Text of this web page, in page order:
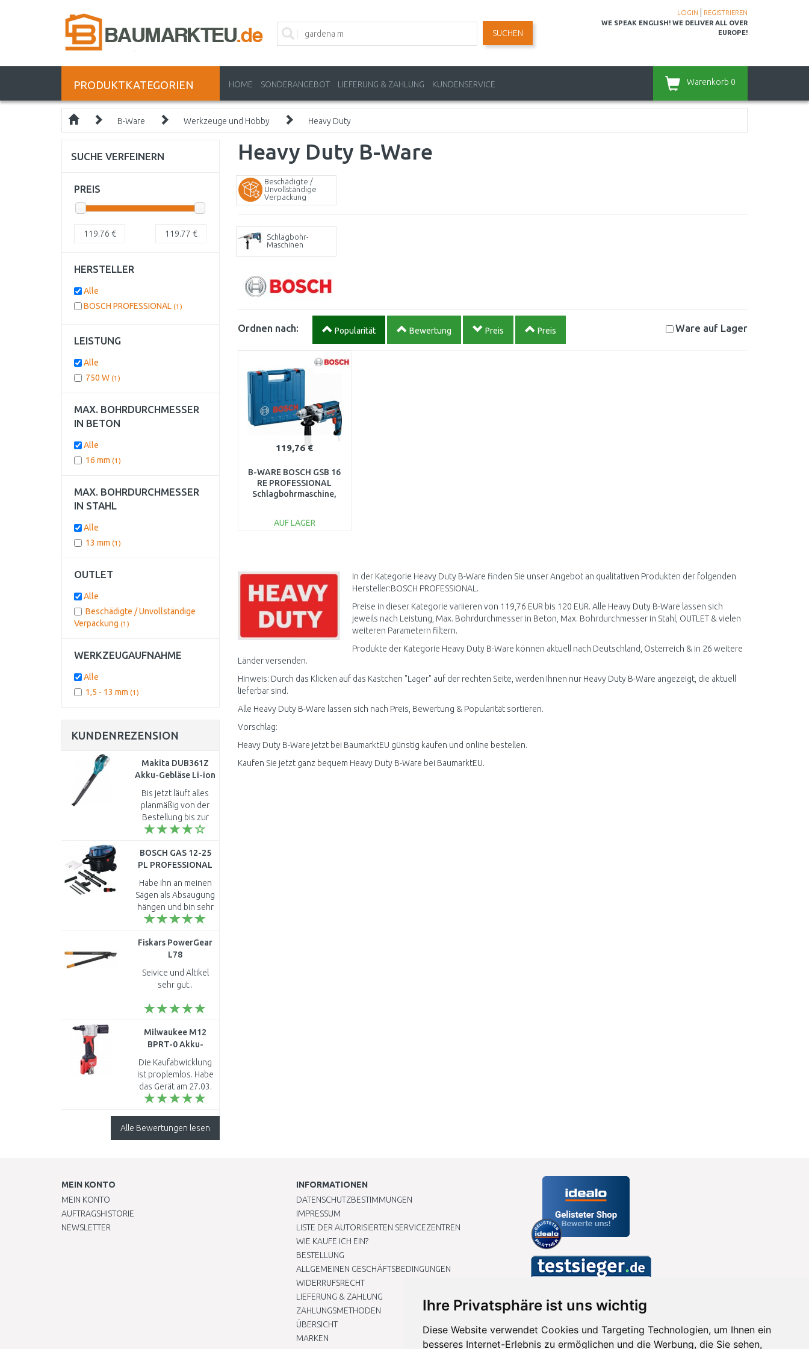
Ihre Privatsphäre ist uns wichtig
Diese Website verwendet Cookies und Targeting Technologien, um Ihnen ein
besseres Internet-Erlebnis zu ermöglichen und die Werbung, die Sie sehen,
LOGIN
REGISTRIEREN
WE SPEAK ENGLISH! WE DELIVER ALL OVER
EUROPE!
SUCHEN
PRODUKTKATEGORIEN HOME SONDERANGEBOT LIEFERUNG & ZAHLUNG KUNDENSERVICE Warenkorb 0
B-Ware Werkzeuge und Hobby Heavy Duty
Heavy Duty B-Ware
Beschädigte /
Unvollständige
Verpackung
Schlagbohr-
Maschinen
Ordnen nach: Popularität Bewertung Preis Preis Ware auf Lager
119,76 €
B-WARE BOSCH GSB 16
RE PROFESSIONAL
Schlagbohrmaschine,
KOFFER
AUF LAGER
Vergleichen
In der Kategorie Heavy Duty B-Ware finden Sie unser Angebot an qualitativen Produkten der folgenden
Hersteller:BOSCH PROFESSIONAL.
Preise in dieser Kategorie variieren von 119,76 EUR bis 120 EUR. Alle Heavy Duty B-Ware lassen sich
jeweils nach Leistung, Max. Bohrdurchmesser in Beton, Max. Bohrdurchmesser in Stahl, OUTLET & vielen
weiteren Parametern filtern.
Produkte der Kategorie Heavy Duty B-Ware können aktuell nach Deutschland, Österreich & in 26 weitere
Länder versenden.
Hinweis: Durch das Klicken auf das Kästchen "Lager" auf der rechten Seite, werden Ihnen nur Heavy Duty B-Ware angezeigt, die aktuell
lieferbar sind.
Alle Heavy Duty B-Ware lassen sich nach Preis, Bewertung & Popularität sortieren.
Vorschlag:
Heavy Duty B-Ware jetzt bei BaumarktEU günstig kaufen und online bestellen.
Kaufen Sie jetzt ganz bequem Heavy Duty B-Ware bei BaumarktEU.
SUCHE VERFEINERN
PREIS
119.76 € 119.77 €
HERSTELLER
Alle
BOSCH PROFESSIONAL (1)
LEISTUNG
Alle
750 W (1)
MAX. BOHRDURCHMESSER
IN BETON
Alle
16 mm (1)
MAX. BOHRDURCHMESSER
IN STAHL
Alle
13 mm (1)
OUTLET
Alle
Beschädigte / Unvollständige
Verpackung (1)
WERKZEUGAUFNAHME
Alle
1,5 - 13 mm (1)
KUNDENREZENSION
Makita DUB361Z
Akku-Gebläse Li-ion
LXT 2x18V ohne
Akku
Bis jetzt läuft alles
planmäßig von der
Bestellung bis zur
Anlieferung ..
BOSCH GAS 12-25
PL PROFESSIONAL
Staubsauger
060197C100
Habe ihn an meinen
Sägen als Absaugung
hängen und bin sehr
zufrieden... Preis
dem Sauger ..
Fiskars PowerGear
L78
Getriebeastschere,
69cm (112590)
1000584
Seivice und Altikel
sehr gut..
Milwaukee M12
BPRT-0 Akku-
Blindnietgerät
(12V/Ohne Akku)
4933464404
Die Kaufabwicklung
ist proplemlos. Habe
das Gerät am 27.03.
bestellt und am
Milwaukee M12 BPRT
Akku-Blindnietgerät
Alle Bewertungen lesen
MEIN KONTO
MEIN KONTO
AUFTRAGSHISTORIE
NEWSLETTER
INFORMATIONEN
DATENSCHUTZBESTIMMUNGEN
IMPRESSUM
LISTE DER AUTORISIERTEN SERVICEZENTREN
WIE KAUFE ICH EIN?
BESTELLUNG
ALLGEMEINEN GESCHÄFTSBEDINGUNGEN
WIDERRUFSRECHT
LIEFERUNG & ZAHLUNG
ZAHLUNGSMETHODEN
ÜBERSICHT
MARKEN